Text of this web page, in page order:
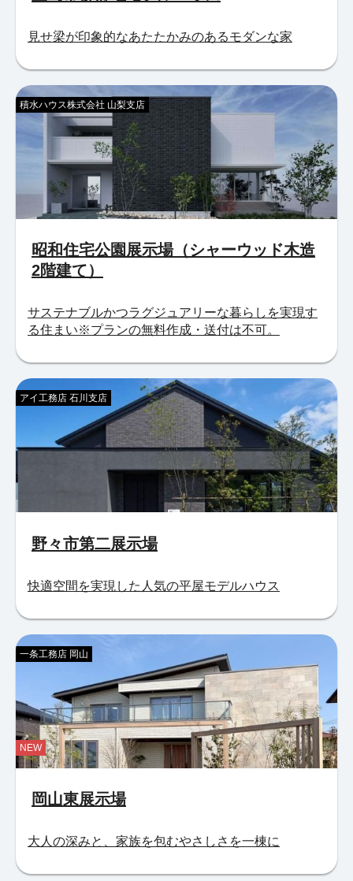
見せ梁が印象的なあたたかみのあるモダンな家
昭和住宅公園展示場（シャーウッド木造
2階建て）
積水ハウス株式会社 山梨支店
サステナブルかつラグジュアリーな暮らしを実現す
る住まい※プランの無料作成・送付は不可。
野々市第二展示場
アイ工務店 石川支店
快適空間を実現した人気の平屋モデルハウス
岡山東展示場
一条工務店 岡山
大人の深みと、家族を包むやさしさを一棟に
NEW